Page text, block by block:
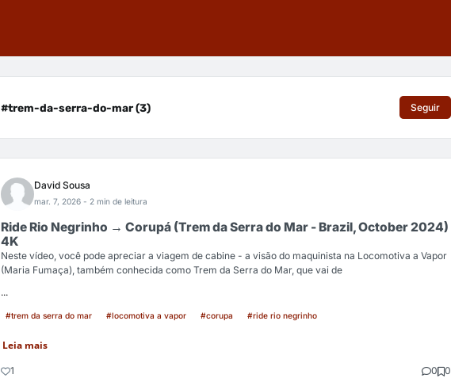
#trem-da-serra-do-mar (3) Seguir
David Sousa
mar. 7, 2026 - 2 min de leitura
Ride Rio Negrinho → Corupá (Trem da Serra do Mar - Brazil, October 2024)
4K
Neste vídeo, você pode apreciar a viagem de cabine - a visão do maquinista na Locomotiva a Vapor
(Maria Fumaça), também conhecida como Trem da Serra do Mar, que vai de
...
#trem da serra do mar #locomotiva a vapor #corupa #ride rio negrinho
Leia mais
1 0 0